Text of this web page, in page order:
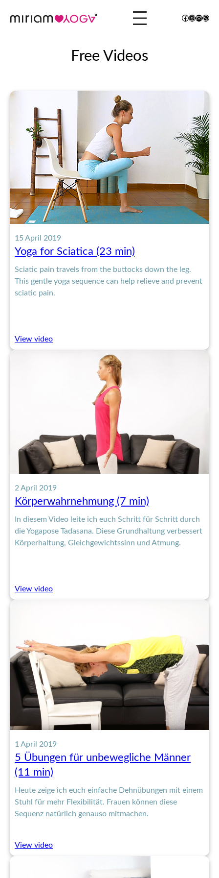
Facebook
Instagram
Mail
Free Videos
15 April 2019
Yoga for Sciatica (23 min)
Sciatic pain travels from the buttocks down the leg.
This gentle yoga sequence can help relieve and prevent
sciatic pain.
View video:
2 April 2019
Körperwahrnehmung (7 min)
In diesem Video leite ich euch Schritt für Schritt durch
die Yogapose Tadasana. Diese Grundhaltung verbessert
Körperhaltung, Gleichgewichtssinn und Atmung.
View video:
1 April 2019
5 Übungen für unbewegliche Männer
(11 min)
Heute zeige ich euch einfache Dehnübungen mit einem
Stuhl für mehr Flexibilität. Frauen können diese
Sequenz natürlich genauso mitmachen.
View video: